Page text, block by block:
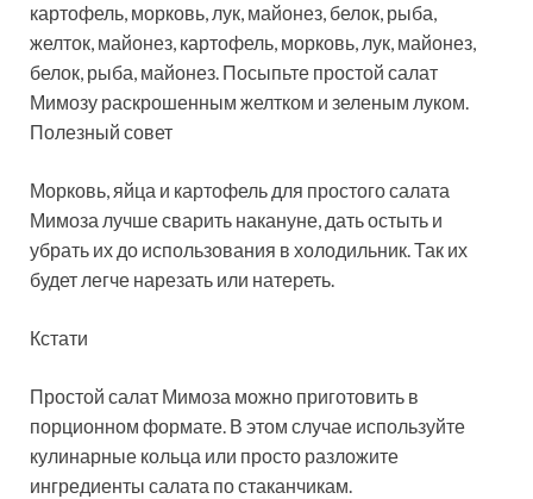
картофель, морковь, лук, майонез, белок, рыба,
желток, майонез, картофель, морковь, лук, майонез,
белок, рыба, майонез. Посыпьте простой салат
Мимозу раскрошенным желтком и зеленым луком.
Полезный совет
Морковь, яйца и картофель для простого салата
Мимоза лучше сварить накануне, дать остыть и
убрать их до использования в холодильник. Так их
будет легче нарезать или натереть.
Кстати
Простой салат Мимоза можно приготовить в
порционном формате. В этом случае используйте
кулинарные кольца или просто разложите
ингредиенты салата по стаканчикам.